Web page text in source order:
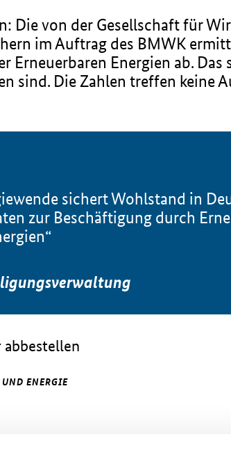
Die von der Gesellschaft für
im Auftrag des BMWK
Erneuerbaren Energien ab.
sind. Die Zahlen treffen keine
sichert Wohlstand in
zur Beschäftigung durch
ENERGIE